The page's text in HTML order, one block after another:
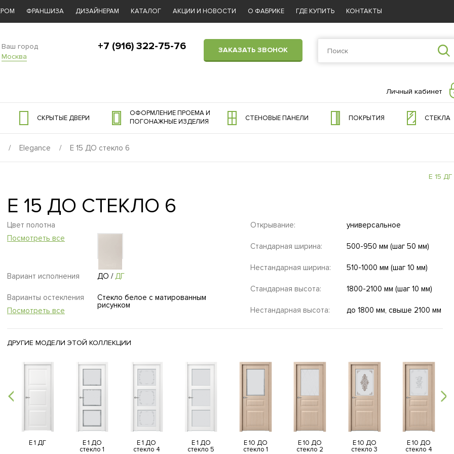
ФРАНШИЗА ДИЗАЙНЕРАМ КАТАЛОГ АКЦИИ И НОВОСТИ О ФАБРИКЕ ГДЕ КУПИТЬ КОНТАКТЫ
Ваш город
Москва
+7 (916) 322-75-76 ЗАКАЗАТЬ ЗВОНОК
Личный кабинет
СКРЫТЫЕ ДВЕРИ
ОФОРМЛЕНИЕ ПРОЕМА И
ПОГОНАЖНЫЕ ИЗДЕЛИЯ
СТЕНОВЫЕ ПАНЕЛИ ПОКРЫТИЯ СТЕКЛА
/ Elegance / E 15 ДО стекло 6
E 15 ДГ
E 15 ДО СТЕКЛО 6
Цвет полотна
Посмотреть все
Вариант исполнения ДО /ДГ
Варианты остекления
Посмотреть все
Стекло белое с матированным
рисунком
Открывание: универсальное
Стандарная ширина: 500-950 мм (шаг 50 мм)
Нестандарная ширина: 510-1000 мм (шаг 10 мм)
Стандарная высота: 1800-2100 мм (шаг 10 мм)
Нестандарная высота: до 1800 мм, свыше 2100 мм
ДРУГИЕ МОДЕЛИ ЭТОЙ КОЛЛЕКЦИИ
E 1 ДГ
E 1 ДО
стекло 1
E 1 ДО
стекло 4
E 1 ДО
стекло 5
E 10 ДО
стекло 1
E 10 ДО
стекло 2
E 10 ДО
стекло 3
E 10 ДО
стекло 4